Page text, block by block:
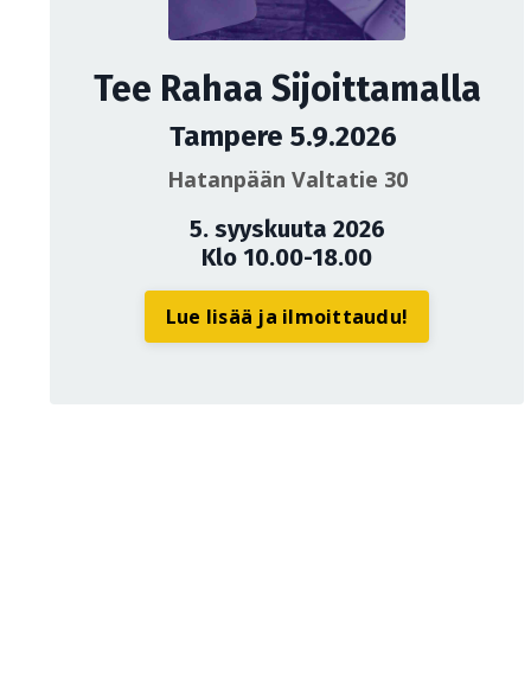
Tee Rahaa Sijoittamalla
Tampere 5.9.2026
Hatanpään Valtatie 30
5. syyskuuta 2026
Klo 10.00-18.00
Lue lisää ja ilmoittaudu!